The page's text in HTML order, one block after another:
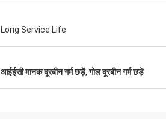
Long Service Life
आईईसी मानक दूरबीन गर्म छड़ें,गोल दूरबीन गर्म छड़ें